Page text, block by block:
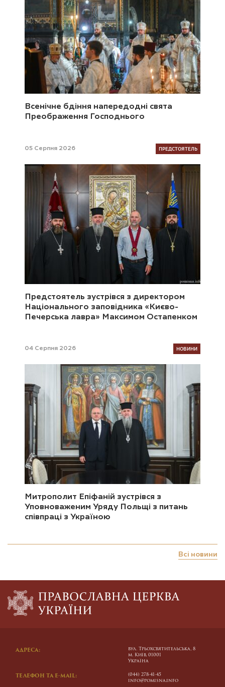
Всенічне бдіння напередодні свята
Преображення Господнього
05 Серпня 2026 ПРЕДСТОЯТЕЛЬ
Предстоятель зустрівся з директором
Національного заповідника «Києво-
Печерська лавра» Максимом Остапенком
04 Серпня 2026 НОВИНИ
Митрополит Епіфаній зустрівся з
Уповноваженим Уряду Польщі з питань
співпраці з Україною
Всі новини
АДРЕСА:
вул. Трьохсвятительська, 8
м. Київ, 01001
Україна
ТЕЛЕФОН ТА E-MAIL:
(044) 278-41-45
info@pomisna.info